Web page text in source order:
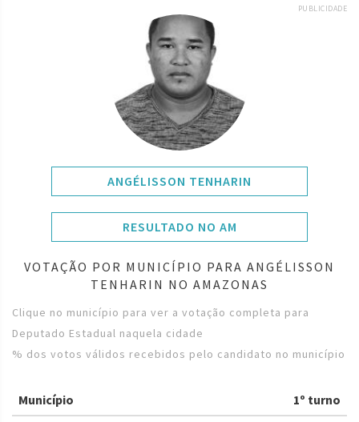
PUBLICIDADE
ANGÉLISSON TENHARIN
RESULTADO NO AM
VOTAÇÃO POR MUNICÍPIO PARA ANGÉLISSON
TENHARIN NO AMAZONAS
Clique no município para ver a votação completa para
Deputado Estadual naquela cidade
% dos votos válidos recebidos pelo candidato no município
Município 1º turno